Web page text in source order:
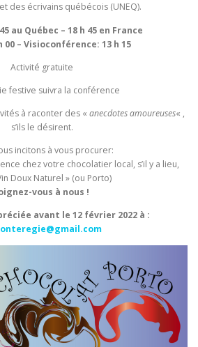
des écrivains québécois (UNEQ).
au Québec – 18 h 45 en France
00 – Visioconférence: 13 h 15
Activité gratuite
festive suivra la conférence
à raconter des « anecdotes amoureuses« ,
s’ils le désirent.
incitons à vous procurer:
chez votre chocolatier local, s’il y a lieu,
Doux Naturel » (ou Porto)
vous à nous !
avant le 12 février 2022 à :